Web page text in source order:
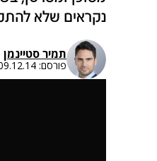
נקראים שלא
תמיר סטיינמן
פורסם: 18:06